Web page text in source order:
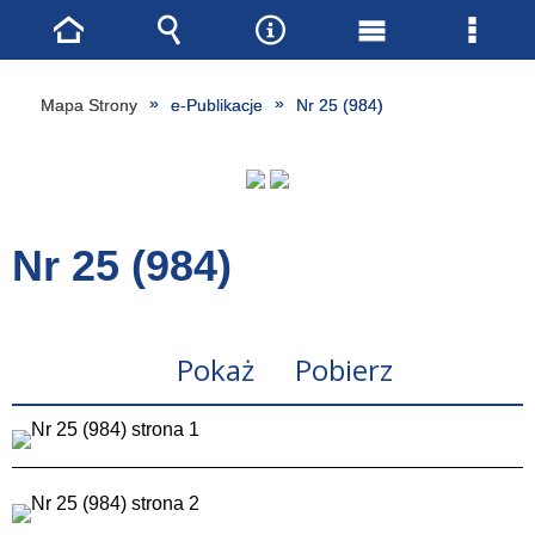
Mapa Strony e-Publikacje Nr 25 (984)
Nr 25 (984)
Pokaż Pobierz
Strona
główna
Wyszukiwarka
NarzędziaMenu
główne
Menu